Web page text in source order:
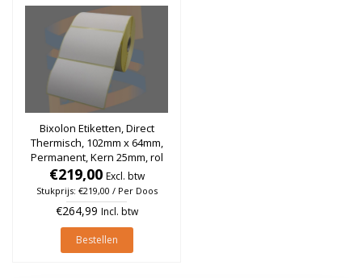
Bixolon Etiketten, Direct
Thermisch, 102mm x 64mm,
Permanent, Kern 25mm, rol
à 1.100 stuks (Per doos)
€219,00 Excl. btw
Stukprijs: €219,00 / Per Doos
€264,99 Incl. btw
Bestellen